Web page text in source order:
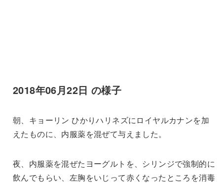
2018年06月22日 の様子
朝、キョーリン ひかりハリネズにロイヤルカナンを加
えたものに、内服薬を混ぜて与えました。
夜、内服薬を混ぜたヨーグルトを、シリンジで強制的に
飲んでもらい、左胸をいじって赤くなったところを消毒